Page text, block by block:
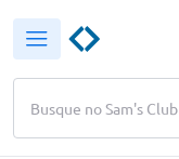
Busque no Sam's Club